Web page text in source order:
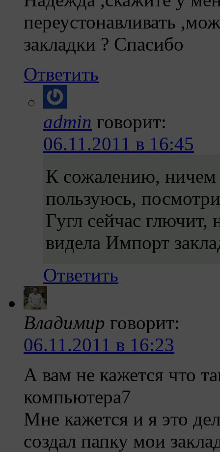
переустонавливать
закладки ? Спасибо
Ответить
admin говорит:
06.11.2011 в 16:45
К сожалению,
пользуюсь,
Гугл сейчас глючит,
видела Импорт
Ответить
Владимир говорит:
06.11.2011 в 16:23
А вам не кажется что
компьютера7
Мне кажется и я это
создал папку мои